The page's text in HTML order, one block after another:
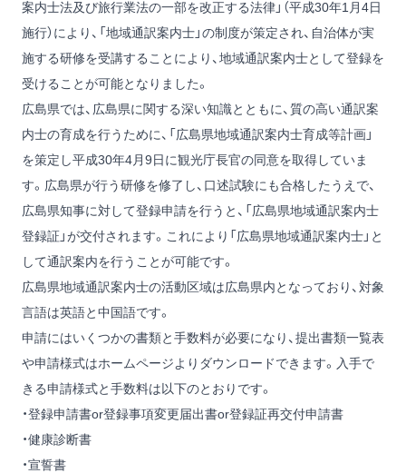
案内士法及び旅行業法の一部を改正する法律」（平成30年1月4日
施行）により、「地域通訳案内士」の制度が策定され、自治体が実
施する研修を受講することにより、地域通訳案内士として登録を
受けることが可能となりました。
広島県では、広島県に関する深い知識とともに、質の高い通訳案
内士の育成を行うために、「広島県地域通訳案内士育成等計画」
を策定し平成30年4月9日に観光庁長官の同意を取得していま
す。広島県が行う研修を修了し、口述試験にも合格したうえで、
広島県知事に対して登録申請を行うと、「広島県地域通訳案内士
登録証」が交付されます。これにより「広島県地域通訳案内士」と
して通訳案内を行うことが可能です。
広島県地域通訳案内士の活動区域は広島県内となっており、対象
言語は英語と中国語です。
申請にはいくつかの書類と手数料が必要になり、提出書類一覧表
や申請様式はホームページよりダウンロードできます。入手で
きる申請様式と手数料は以下のとおりです。
・登録申請書or登録事項変更届出書or登録証再交付申請書
・健康診断書
・宣誓書